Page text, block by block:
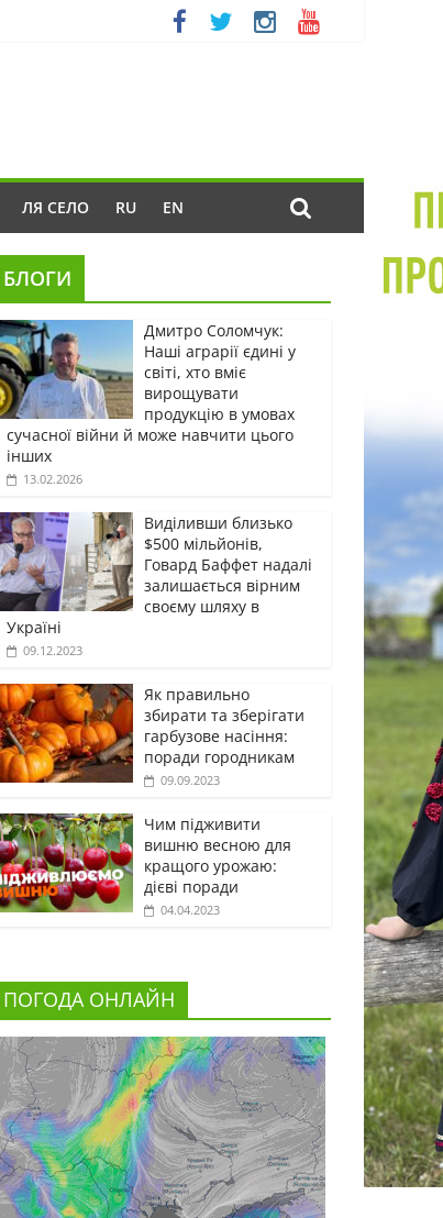
ЛЯ СЕЛО RU EN
БЛОГИ
Дмитро Соломчук:
Наші аграрії єдині у
світі, хто вміє
вирощувати
продукцію в умовах
сучасної війни й може навчити цього
інших
13.02.2026
Виділивши близько
$500 мільйонів,
Говард Баффет надалі
залишається вірним
своєму шляху в
Україні
09.12.2023
Як правильно
збирати та зберігати
гарбузове насіння:
поради городникам
09.09.2023
Чим підживити
вишню весною для
кращого урожаю:
дієві поради
04.04.2023
ПОГОДА ОНЛАЙН